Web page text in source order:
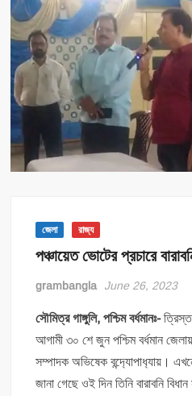
জেলা রাজ্য
পঞ্চায়েত ভোটের প্রচারে
grambangla June 26, 2023
সৌমিত্র গাঙ্গুলি, পশ্চিম বর্ধমানঃ-
আগামী ৩০ শে জুন পশ্চিম বর্ধমান
সম্পাদক অভিষেক বন্দ‍্যোপাধ‍্যায়।
জানা গেছে ওই দিন তিনি বারাবনি